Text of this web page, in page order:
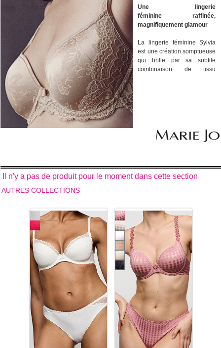
Une lingerie
féminine raffinée,
magnifiquement glamour
La lingerie féminine Sylvia
est une création somptueuse
qui brille par sa subtile
combinaison de tissu
glamour, la collection de
lingerie féminine Sylvia de la
formes de soutiens-gorge et
quatre formes de bas.
modèles de dessous de la
collection de lingerie
féminine Sylvia
marque de Haute Lingerie
Marie Jo :soutiens-gorge
du bonnet A au bonnet
F,
soutien-gorge à
armatures,soutien-gorge
balconnet rembourré
couture,
soutien-gorge
rembourré forme
coeur,
soutien-gorge
rembourré
balconnet,
soutien-gorge
push up,slip, string, culotte
et shorty string.
Il n'y a pas de produit pour le moment dans cette section
AUTRES COLLECTIONS